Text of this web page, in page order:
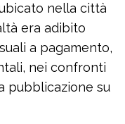
nella città
era adibito
a pagamento,
nei confronti
pubblicazione su